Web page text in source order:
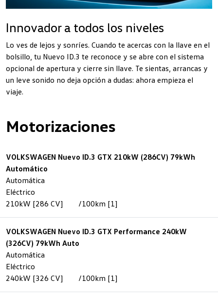
Innovador a todos los niveles
Lo ves de lejos y sonríes. Cuando te acercas con la llave en el
bolsillo, tu Nuevo ID.3 te reconoce y se abre con el sistema
opcional de apertura y cierre sin llave. Te sientas, arrancas y
un leve sonido no deja opción a dudas: ahora empieza el
viaje.
Motorizaciones
VOLKSWAGEN Nuevo ID.3 GTX 210kW (286CV) 79kWh
Automático
Automática
Eléctrico
210kW [286 CV]
/100km [1]
VOLKSWAGEN Nuevo ID.3 GTX Performance 240kW
(326CV) 79kWh Auto
Automática
Eléctrico
240kW [326 CV]
/100km [1]